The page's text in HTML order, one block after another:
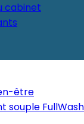
cabinet
être
souple